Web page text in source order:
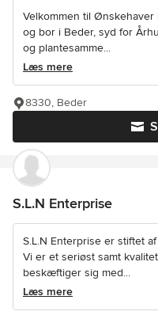
Velkommen til
og bor i Beder, syd for
og plantesamme...
Læs mere
8330, Beder
S.L.N Enterprise
S.L.N Enterprise er stiftet
Vi er et seriøst samt
beskæftiger sig med...
Læs mere